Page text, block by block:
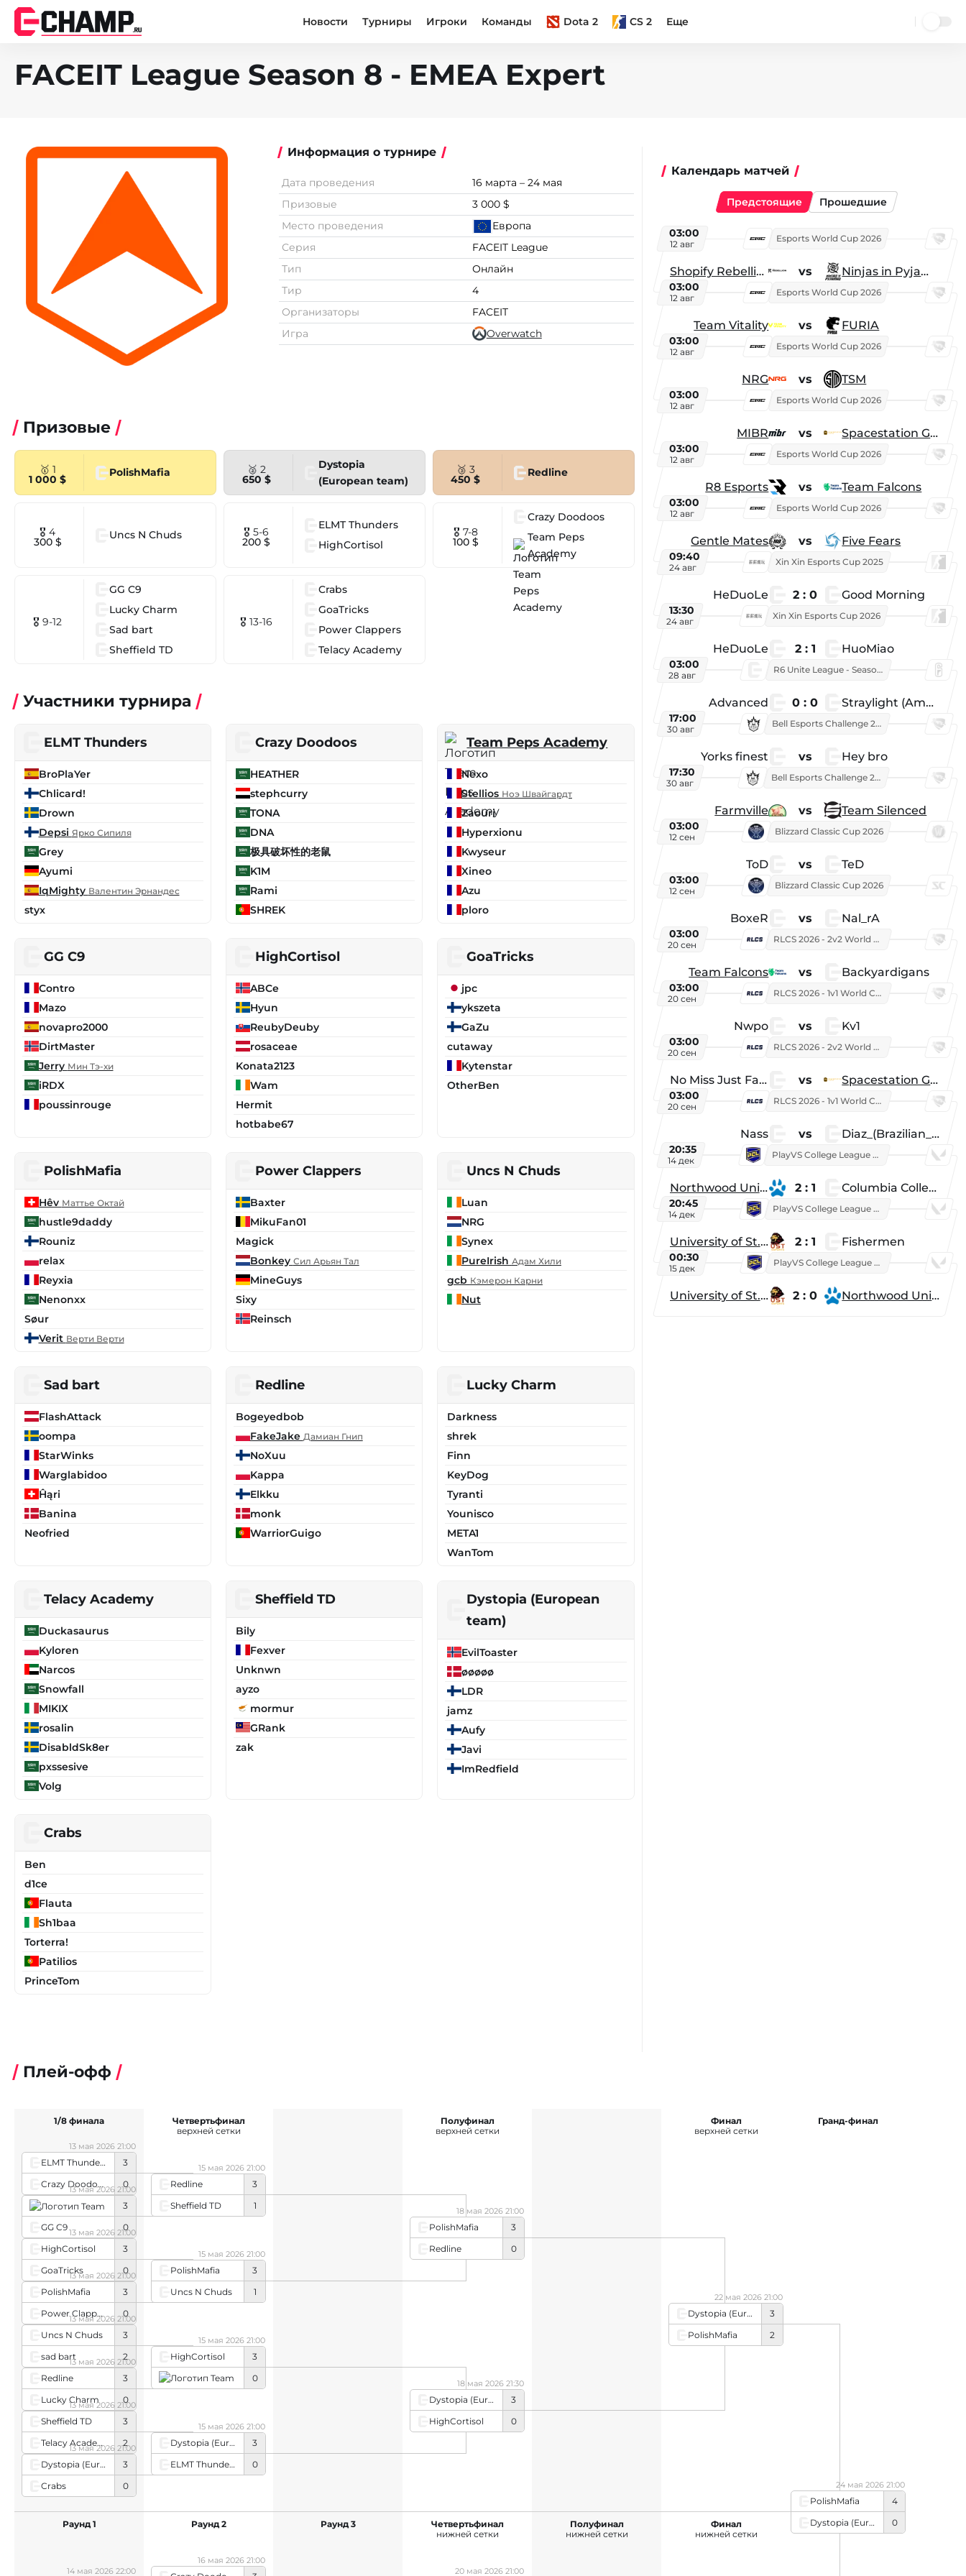
Новости Турниры Игроки Команды Dota 2 CS 2 Еще
FACEIT League Season 8 - EMEA Expert
Информация о турнире
Дата проведения
16 марта – 24 мая
Призовые
3 000 $
Место проведения
Европа
Серия
FACEIT League
Тип
Онлайн
Тир
4
Организаторы
FACEIT
Игра
Overwatch
Призовые
🥇 1
1 000 $
PolishMafia 🥈 2
650 $
Dystopia
(European team)
🥉 3
450 $
Redline
🎖 4
300 $
Uncs N Chuds 🎖 5-6
200 $
ELMT Thunders
HighCortisol
🎖 7-8
100 $
Crazy Doodoos
Team Peps
Academy
🎖 9-12
GG C9
Lucky Charm
Sad bart
Sheffield TD
🎖 13-16
Crabs
GoaTricks
Power Clappers
Telacy Academy
Участники турнира
ELMT Thunders
BroPlaYer
Chlicard!
Drown
Depsi Ярко Сипиля
Grey
Ayumi
IqMighty Валентин Эрнандес
styx
Crazy Doodoos
HEATHER
stephcurry
TONA
DNA
极具破坏性的老鼠
K1M
Rami
SHREK
Team Peps Academy
Nexo
Stellios Ноэ Швайгардт
Zaouri
Hyperxionu
Kwyseur
Xineo
Azu
ploro
GG C9
Contro
Mazo
novapro2000
DirtMaster
Jerry Мин Тэ-хи
iRDX
poussinrouge
HighCortisol
ABCe
Hyun
ReubyDeuby
rosaceae
Konata2123
Wam
Hermit
hotbabe67
GoaTricks
jpc
ykszeta
GaZu
cutaway
Kytenstar
OtherBen
PolishMafia
Hêv Маттье Октай
hustle9daddy
Rouniz
relax
Reyxia
Nenonxx
Søur
Verit Верти Верти
Power Clappers
Baxter
MikuFan01
Magick
Bonkey Сил Арьян Тал
MineGuys
Sixy
Reinsch
Uncs N Chuds
Luan
NRG
Synex
PureIrish Адам Хили
gcb Кэмерон Карни
Nut
Sad bart
FlashAttack
oompa
StarWinks
Warglabidoo
Ĥąri
Banina
Neofried
Redline
Bogeyedbob
FakeJake Дамиан Гнип
NoXuu
Kappa
Elkku
monk
WarriorGuigo
Lucky Charm
Darkness
shrek
Finn
KeyDog
Tyranti
Younisco
META1
WanTom
Telacy Academy
Duckasaurus
Kyloren
Narcos
Snowfall
MIKIX
rosalin
DisabldSk8er
pxssesive
Volg
Sheffield TD
Bily
Fexver
Unknwn
ayzo
mormur
GRank
zak
Dystopia (European
team)
EvilToaster
øøøøø
LDR
jamz
Aufy
Javi
ImRedfield
Crabs
Ben
d1ce
Flauta
Sh1baa
Torterra!
Patilios
PrinceTom
Календарь матчей
Предстоящие Прошедшие
03:00
12 авг
Esports World Cup 2026
Shopify Rebellion vs Ninjas in Pyjamas
03:00
12 авг
Esports World Cup 2026
Team Vitality vs FURIA
03:00
12 авг
Esports World Cup 2026
NRG vs TSM
03:00
12 авг
Esports World Cup 2026
MIBR vs Spacestation Gaming
03:00
12 авг
Esports World Cup 2026
R8 Esports vs Team Falcons
03:00
12 авг
Esports World Cup 2026
Gentle Mates vs Five Fears
09:40
24 авг
Xin Xin Esports Cup 2025
HeDuoLe 2 : 0 Good Morning
13:30
24 авг
Xin Xin Esports Cup 2026
HeDuoLe 2 : 1 HuoMiao
03:00
28 авг
R6 Unite League - Season 1
Advanced 0 : 0 Straylight (American team)
17:00
30 авг
Bell Esports Challenge 2026
Yorks finest vs Hey bro
17:30
30 авг
Bell Esports Challenge 2026
Farmville vs Team Silenced
03:00
12 сен
Blizzard Classic Cup 2026
ToD vs TeD
03:00
12 сен
Blizzard Classic Cup 2026
BoxeR vs Nal_rA
03:00
20 сен
RLCS 2026 - 2v2 World Championship
Team Falcons vs Backyardigans
03:00
20 сен
RLCS 2026 - 1v1 World Championship
Nwpo vs Kv1
03:00
20 сен
RLCS 2026 - 2v2 World Championship
No Miss Just Fake vs Spacestation Gaming
03:00
20 сен
RLCS 2026 - 1v1 World Championship
Nass vs Diaz_(Brazilian_Player)
20:35
14 дек
PlayVS College League 2025: Fall
Northwood University 2 : 1 Columbia College
20:45
14 дек
PlayVS College League 2025: Fall
University of St. Thomas 2 : 1 Fishermen
00:30
15 дек
PlayVS College League 2025: Fall
University of St. Thomas 2 : 0 Northwood University
Плей-офф
ELMT Thunders
3
Crazy Doodoos
0
13 мая 2026 21:00
Team Peps Academy
3
GG C9
0
13 мая 2026 21:00
HighCortisol
3
GoaTricks
0
13 мая 2026 21:00
PolishMafia
3
Power Clappers
0
13 мая 2026 21:00
Uncs N Chuds
3
sad bart
2
13 мая 2026 21:00
Redline
3
Lucky Charm
0
13 мая 2026 21:00
Sheffield TD
3
Telacy Academy
2
13 мая 2026 21:00
Dystopia (European team)
3
Crabs
0
13 мая 2026 21:00
1/8 финала
Redline
3
Sheffield TD
1
15 мая 2026 21:00
PolishMafia
3
Uncs N Chuds
1
15 мая 2026 21:00
HighCortisol
3
0
15 мая 2026 21:00
Dystopia (European team)
3
ELMT Thunders
0
15 мая 2026 21:00
Четвертьфинал
верхней сетки
PolishMafia
3
Redline
0
18 мая 2026 21:00
Dystopia (European team)
3
HighCortisol
0
18 мая 2026 21:30
Полуфинал
верхней сетки
Dystopia (European team)
3
PolishMafia
2
22 мая 2026 21:00
Финал
верхней сетки
14 мая 2026 22:00
Раунд 1
16 мая 2026 21:00
Раунд 2 Раунд 3
20 мая 2026 21:00
Четвертьфинал
нижней сетки
Полуфинал
нижней сетки
Финал
нижней сетки
PolishMafia
4
Dystopia (European team)
0
24 мая 2026 21:00
Гранд-финал